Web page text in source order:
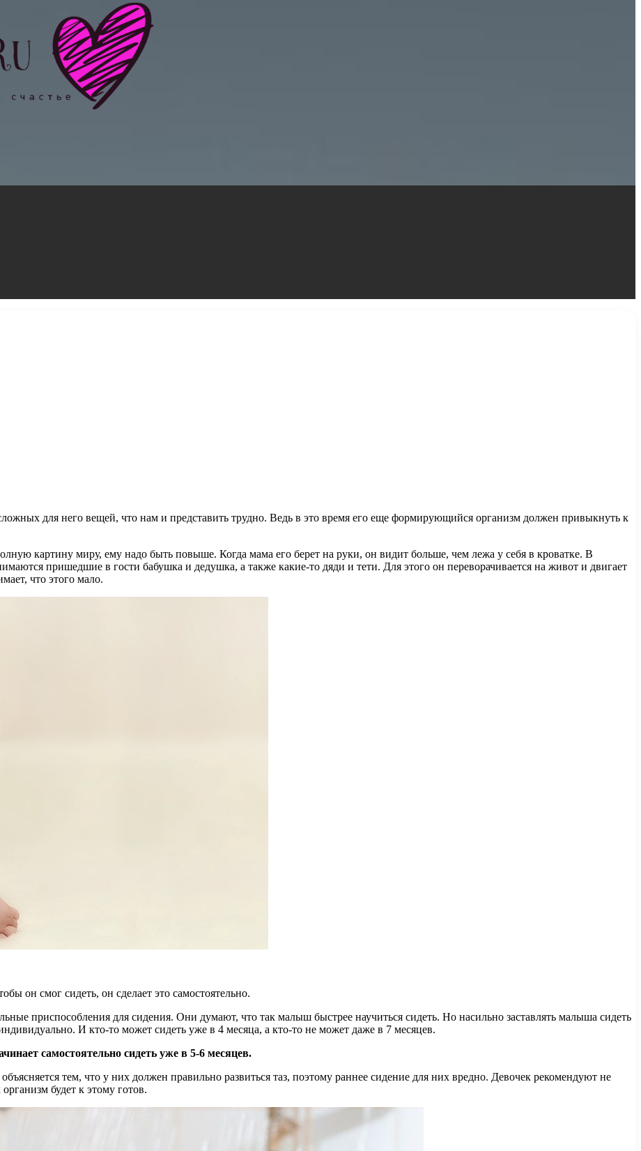
для него вещей, что нам и представить трудно. Ведь в это время его еще формирующийся организм должен привыкнуть к
картину миру, ему надо быть повыше. Когда мама его берет на руки, он видит больше, чем лежа у себя в кроватке. В
пришедшие в гости бабушка и дедушка, а также какие-то дяди и тети. Для этого он переворачивается на живот и двигает
что этого мало.
он смог сидеть, он сделает это самостоятельно.
приспособления для сидения. Они думают, что так малыш быстрее научиться сидеть. Но насильно заставлять малыша сидеть
И кто-то может сидеть уже в 4 месяца, а кто-то не может даже в 7 месяцев.
самостоятельно сидеть уже в 5-6 месяцев.
тем, что у них должен правильно развиться таз, поэтому раннее сидение для них вредно. Девочек рекомендуют не
будет к этому готов.